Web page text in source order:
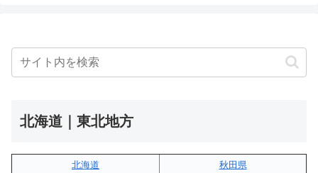
北海道｜東北地方
北海道
秋田県